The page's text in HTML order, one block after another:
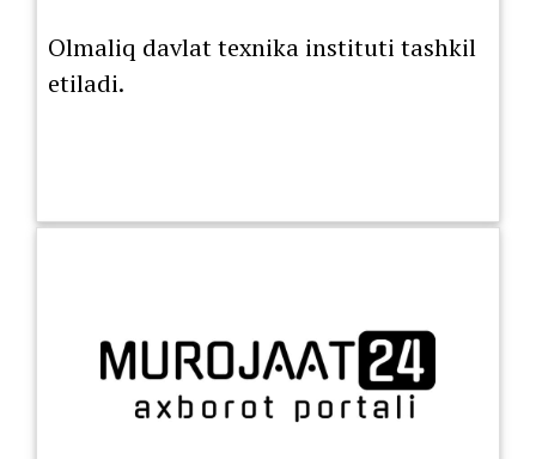
Olmaliq davlat texnika instituti tashkil
etiladi.